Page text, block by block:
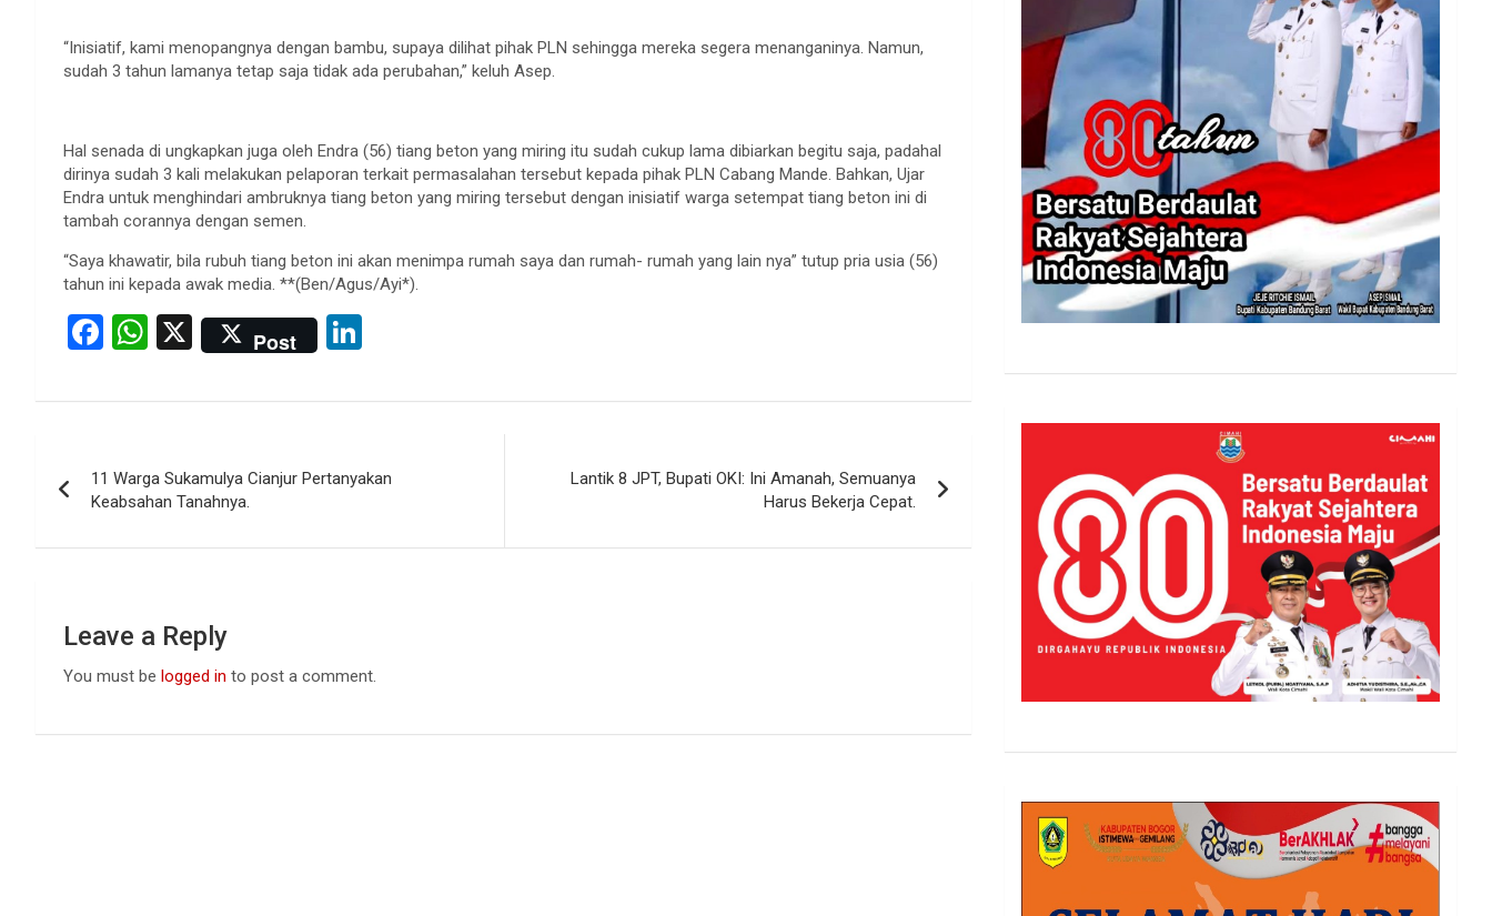
“Inisiatif, kami menopangnya dengan bambu, supaya dilihat pihak PLN sehingga mereka segera menanganinya. Namun,
sudah 3 tahun lamanya tetap saja tidak ada perubahan,” keluh Asep.
Hal senada di ungkapkan juga oleh Endra (56) tiang beton yang miring itu sudah cukup lama dibiarkan begitu saja, padahal
dirinya sudah 3 kali melakukan pelaporan terkait permasalahan tersebut kepada pihak PLN Cabang Mande. Bahkan, Ujar
Endra untuk menghindari ambruknya tiang beton yang miring tersebut dengan inisiatif warga setempat tiang beton ini di
tambah corannya dengan semen.
“Saya khawatir, bila rubuh tiang beton ini akan menimpa rumah saya dan rumah- rumah yang lain nya” tutup pria usia (56)
tahun ini kepada awak media. **(Ben/Agus/Ayi*).
F
ce
o
o
k
W
at
A
p
p
X Post
ke
n
navigation
11 Warga Sukamulya Cianjur Pertanyakan
Keabsahan Tanahnya.
Lantik 8 JPT, Bupati OKI: Ini Amanah, Semuanya
Harus Bekerja Cepat.
Leave a Reply
You must be logged in to post a comment.